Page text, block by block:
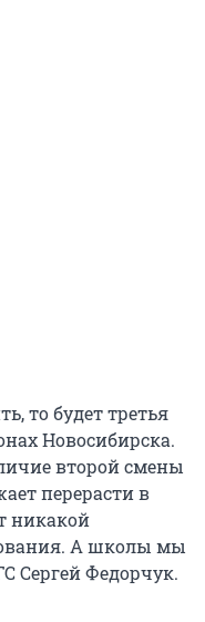
то будет третья
Новосибирска.
второй смены
перерасти в
никакой
А школы мы
Сергей Федорчук.